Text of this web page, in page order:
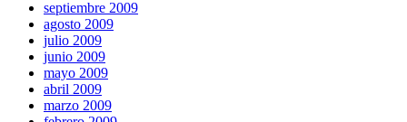
septiembre 2009
agosto 2009
julio 2009
junio 2009
mayo 2009
abril 2009
marzo 2009